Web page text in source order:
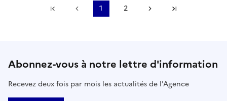
Première pagePage précédente
1 2 Page suivante
Abonnez-vous à notre lettre d'information
Recevez deux fois par mois les actualités de l'Agence